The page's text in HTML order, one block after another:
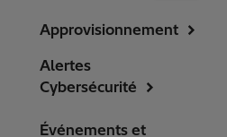
Approvisionnement
Alertes
Cybersécurité
Événements et